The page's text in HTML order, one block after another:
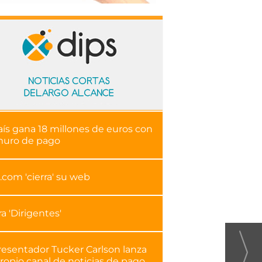
gana 18 millones de euros con
de pago
'cierra' su web
'Dirigentes'
Tucker Carlson lanza